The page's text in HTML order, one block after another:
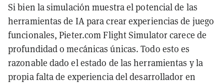
Si bien la simulación muestra el potencial de las
herramientas de IA para crear experiencias de juego
funcionales, Pieter.com Flight Simulator carece de
profundidad o mecánicas únicas. Todo esto es
razonable dado el estado de las herramientas y la
propia falta de experiencia del desarrollador en